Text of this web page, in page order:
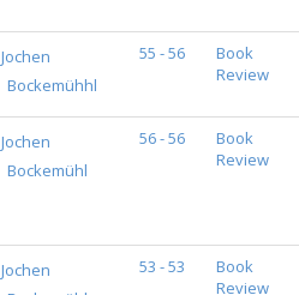
Jochen
Bockemühhl
55 - 56
Book
Review
Jochen
Bockemühl
56 - 56
Book
Review
Jochen
53 - 53
Book
Review